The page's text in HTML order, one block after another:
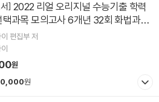
]
택과목 모의고사 6개년 32회 화법과
년)
편집부 저
원
원